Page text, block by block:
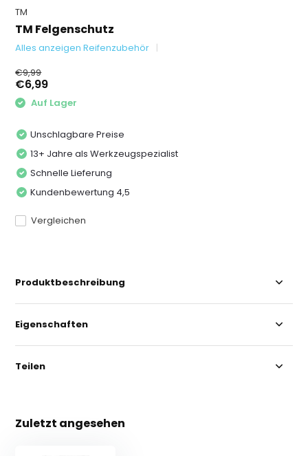
TM
TM Felgenschutz
Alles anzeigen Reifenzubehör
€9,99
€6,99
Auf Lager
Unschlagbare Preise
13+ Jahre als Werkzeugspezialist
Schnelle Lieferung
Kundenbewertung 4,5
Vergleichen
Produktbeschreibung
Eigenschaften
Teilen
Zuletzt angesehen